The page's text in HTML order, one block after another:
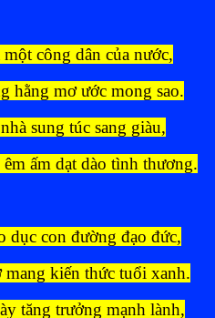
công dân của nước,
hằng mơ ước mong sao.
sung túc sang giàu,
ấm dạt dào tình thương.
dục con đường đạo đức,
mang kiến thức tuổi xanh.
tăng trưởng mạnh lành,